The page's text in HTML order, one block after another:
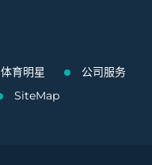
体育明星
公司服务
SiteMap